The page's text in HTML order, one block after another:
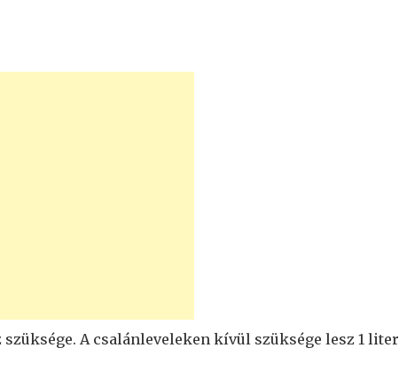
A csalánleveleken kívül szüksége lesz 1 liter